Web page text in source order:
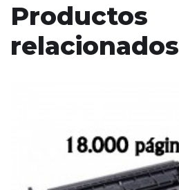
Productos
relacionados